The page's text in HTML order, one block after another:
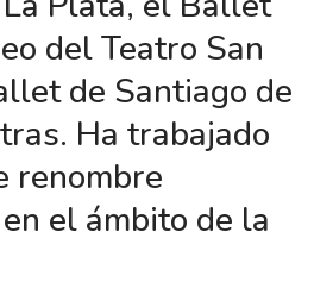
del Teatro San
de Santiago de
Ha trabajado
renombre
el ámbito de la